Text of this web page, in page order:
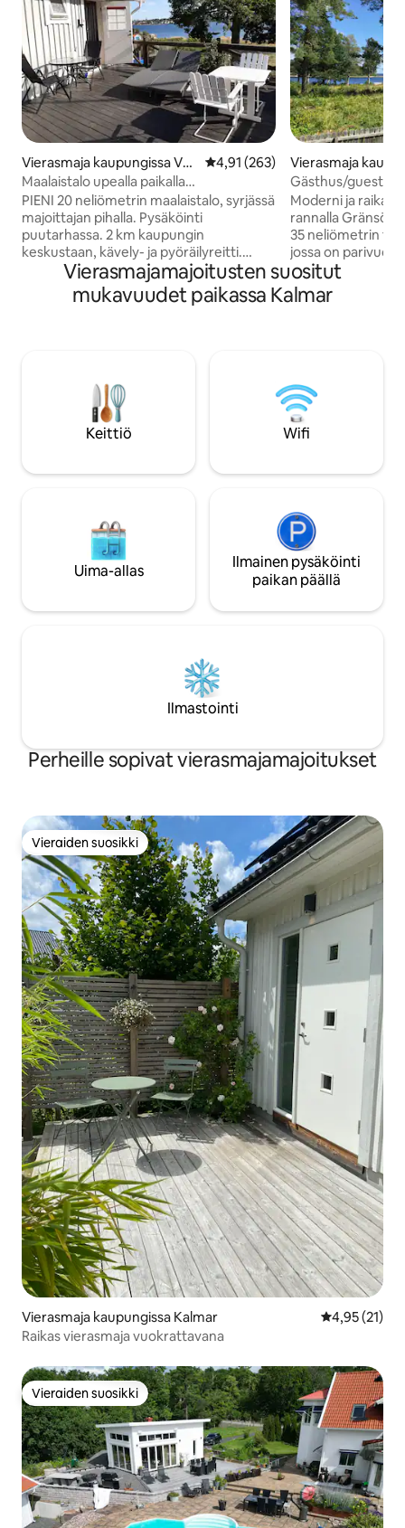
Vierasmaja kaupungissa Väs
tervik
Keskimääräinen arvio 4,91/5,
4,91 (263)
Maalaistalo upealla paikalla
merenlahdella.
PIENI 20 neliömetrin maalaistalo, syrjässä
majoittajan pihalla. Pysäköinti
puutarhassa. 2 km kaupungin
keskustaan, kävely- ja pyöräilyreitti.
Polkupyöriä on lainattavissa. 50 metriä
laiturille, josta pääsee uimaan.
Ilmastointi, wifi, keittokomero, jossa on
vuokraa ne 100 SEK:lla (10 EUR) per
henkilö. Maksettava saapuessa.
Loppusiivous ennen vuokralaisen lähtöä.
Majoittaja voi myös suorittaa
100 SEK (10 EUR) Ei lemmikkieläimiä, ei
Vierasmaja
tervik
Gästhus/
sea 4 pax
Moderni ja raikas
rannalla
35 neliömetrin
jossa on
mukava
hengelle, ja hyvä
istumapaikkaa,
olohuone, jossa
2 hengelle).
istumapaikat
Kylpyhuoneessa
Vierasmajamajoitusten suositut
mukavuudet paikassa Kalmar
Keittiö Wifi
Uima-allas
Ilmainen pysäköinti
paikan päällä
Ilmastointi
Perheille sopivat vierasmajamajoitukset
Vieraiden suosikki
Vieraiden suosikki
Vierasmaja kaupungissa Kalmar
4,95 (21)
Raikas vierasmaja vuokrattavana
Vieraiden suosikki
Vieraiden suosikki